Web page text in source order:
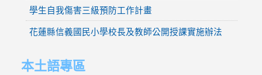
學生自我傷害三級預防工作計畫
花蓮縣信義國民小學校長及教師公開授課實施辦法
本土語專區